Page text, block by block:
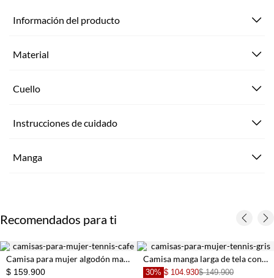
Información del producto
Material
Cuello
Instrucciones de cuidado
Manga
Recomendados para ti
Camisa para mujer algodón marrón corte holgado con mangas abullonadas
$ 159.900
Camisa manga larga de tela con textura gris de silueta entallada para mujer
30% $ 104.930$ 149.900